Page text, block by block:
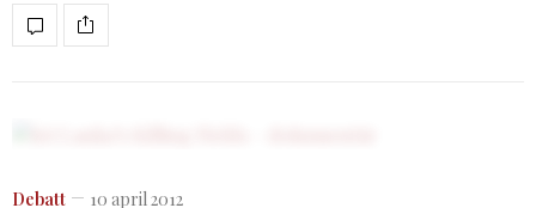
Debatt 10 april 2012